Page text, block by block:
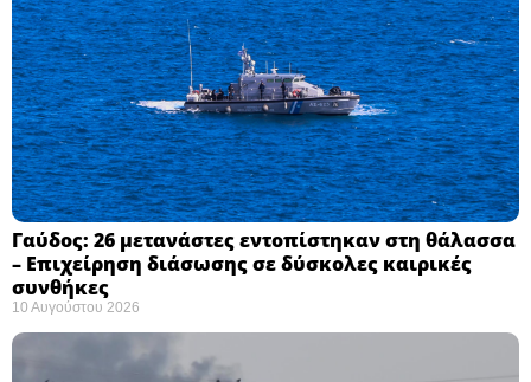
Γαύδος: 26 μετανάστες εντοπίστηκαν στη θάλασσα
– Επιχείρηση διάσωσης σε δύσκολες καιρικές
συνθήκες ​
10 Αυγούστου 2026